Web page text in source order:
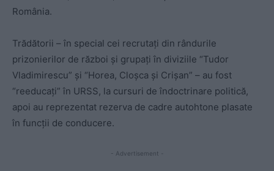
România.
Trădătorii – în special cei recrutați din rândurile
prizonierilor de război și grupați în diviziile “Tudor
Vladimirescu” și “Horea, Cloșca și Crișan” – au fost
“reeducați” în URSS, la cursuri de îndoctrinare politică,
apoi au reprezentat rezerva de cadre autohtone plasate
în funcții de conducere.
- Advertisement -